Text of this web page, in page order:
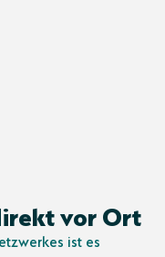
vor Ort
ist es